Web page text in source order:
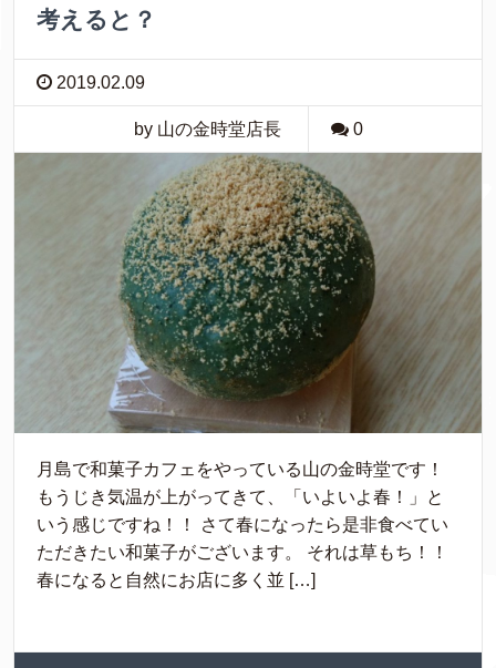
考えると？
2019.02.09
by 山の金時堂店長 0
月島で和菓子カフェをやっている山の金時堂です！
もうじき気温が上がってきて、「いよいよ春！」と
いう感じですね！！ さて春になったら是非食べてい
ただきたい和菓子がございます。 それは草もち！！
春になると自然にお店に多く並 […]